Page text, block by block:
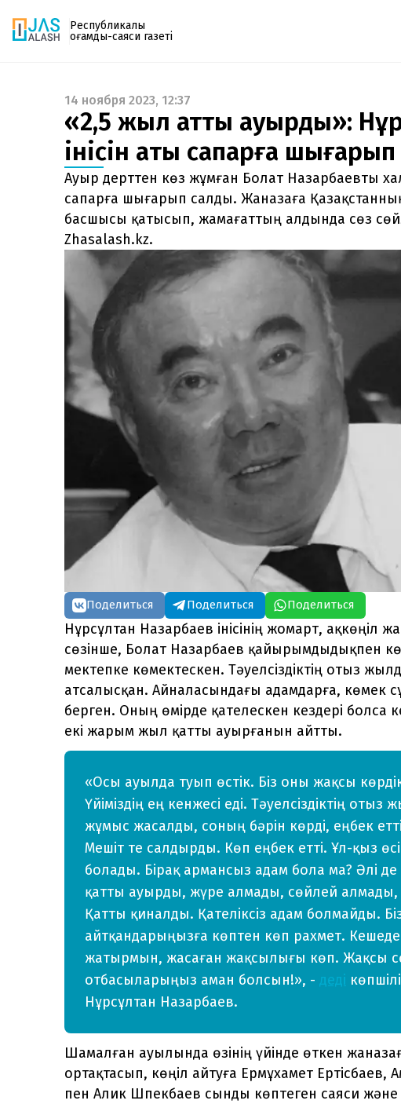
Республикалық
қоғамдық-саяси газеті
Газетке жазылу
PDF форматтағы газетті ай сайын электронды
поштаңызға алып отырыңыз. Жаңа нөмір
шыққан сәтте сізге бірден жіберіледі. Тек email
енгізіңіз, біз қалғанын өзіміз жібереміз.
14 ноября 2023, 12:37
«2,5 жыл қатты ауырды»:
інісін ақтық сапарға
Ауыр дерттен көз жұмған Болат Назарбаевты
сапарға шығарып салды. Жаназаға Қазақстанның
басшысы қатысып, жамағаттың алдында сөз
Zhasalash.kz.
Поделиться Поделиться Поделиться
Нұрсұлтан Назарбаев інісінің жомарт,
сөзінше, Болат Назарбаев қайырымдыдықпен
мектепке көмектескен. Тәуелсіздіктің отыз
атсалысқан. Айналасындағы адамдарға, көмек
берген. Оның өмірде қателескен кездері болса
екі жарым жыл қатты ауырғанын айтты.
«Осы ауылда туып өстік. Біз оны жақсы
Үйіміздің ең кенжесі еді. Тәуелсіздіктің
жұмыс жасалды, соның бәрін көрді, еңбек
Мешіт те салдырды. Көп еңбек етті. Ұл-қыз
болады. Бірақ армансыз адам бола ма? Әлі
қатты ауырды, жүре алмады, сөйлей алмады,
Қатты қиналды. Қателіксіз адам болмайды.
айтқандарыңызға көптен көп рахмет.
жатырмын, жасаған жақсылығы көп. Жақсы
отбасыларыңыз аман болсын!», - деді
Нұрсұлтан Назарбаев.
Шамалған ауылында өзінің үйінде өткен
ортақтасып, көңіл айтуға Ермұхамет Ертісбаев,
пен Алик Шпекбаев сынды көптеген саяси және